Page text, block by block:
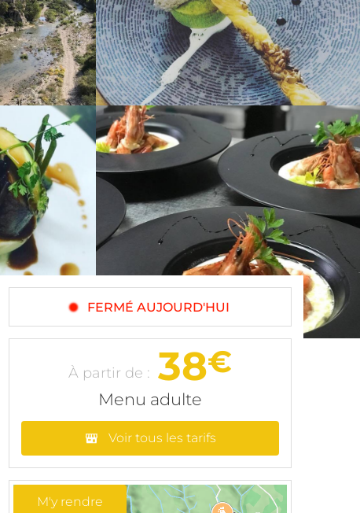
FERMÉ AUJOURD'HUI
À partir de : 38€
Menu adulte
Voir tous les tarifs
M'y rendre